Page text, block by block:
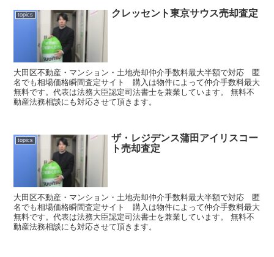
topics クレッセント東京サウス売却査定
大田区不動産・マンション・土地売却仲介手数料最大半額で対応 匿
名でも相場価格瞬間査定サイト 購入は物件によって仲介手数料最大
無料です。代表は法務大臣認定司法書士を兼業しています。 無料不
動産法務相談にも対応させて頂きます。
topics
ザ・レジデンス蒲田アイリスコー
ト売却査定
大田区不動産・マンション・土地売却仲介手数料最大半額で対応 匿
名でも相場価格瞬間査定サイト 購入は物件によって仲介手数料最大
無料です。代表は法務大臣認定司法書士を兼業しています。 無料不
動産法務相談にも対応させて頂きます。